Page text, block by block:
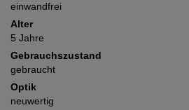
einwandfrei
Alter
5 Jahre
Gebrauchszustand
gebraucht
Optik
neuwertig